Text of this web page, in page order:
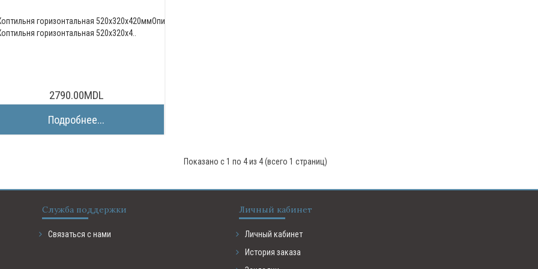
горизонтальная 520х320х420ммОписание:
горизонтальная 520х320х4..
2790.00MDL
Подробнее...
Показано с 1 по 4 из 4 (всего 1 страниц)
Служба поддержки
Связаться с нами
Личный кабинет
Личный кабинет
История заказа